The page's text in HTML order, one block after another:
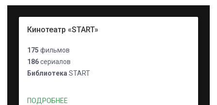
Кинотеатр «START»
175 фильмов
186сериалов
Библиотека START
ПОДРОБНЕЕ